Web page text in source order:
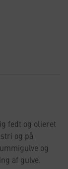
fedt og olieret
og på
og
af gulve.